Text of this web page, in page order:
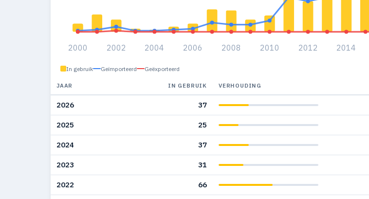
2000 2002 2004 2006 2008 2010 2012 2014
In gebruik Geïmporteerd Geëxporteerd
JAAR IN GEBRUIK VERHOUDING
2026 37
2025 25
2024 37
2023 31
2022 66